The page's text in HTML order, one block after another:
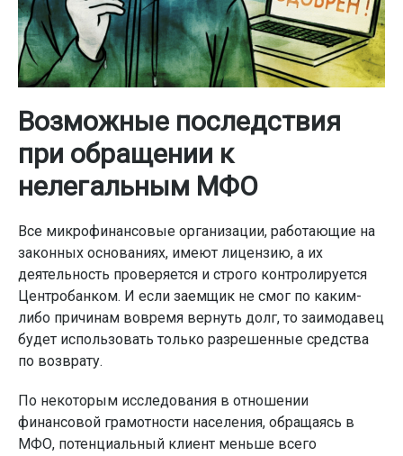
Возможные последствия
при обращении к
нелегальным МФО
Все микрофинансовые организации, работающие на
законных основаниях, имеют лицензию, а их
деятельность проверяется и строго контролируется
Центробанком. И если заемщик не смог по каким-
либо причинам вовремя вернуть долг, то заимодавец
будет использовать только разрешенные средства
по возврату.
По некоторым исследования в отношении
финансовой грамотности населения, обращаясь в
МФО, потенциальный клиент меньше всего